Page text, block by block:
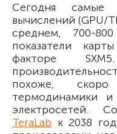
Сегодня самые
вычислений (GPU/
среднем, 700-
показатели
факторе
похоже,
термодинамики и
электросетей.
TeraLab к 2038